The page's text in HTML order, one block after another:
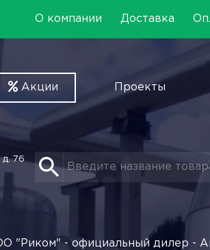
О компании Доставка
Акции Проекты
д. 76
"Риком" - официальный дилер -